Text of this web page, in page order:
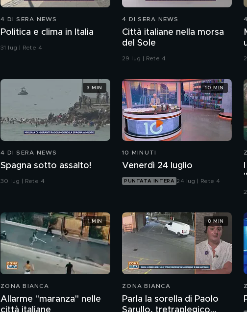
4 DI SERA NEWS
Politica e clima in Italia
31 lug | Rete 4
4 DI SERA NEWS
Città italiane nella morsa
del Sole
29 lug | Rete 4
4 DI SERA NEWS
Spagna sotto assalto!
30 lug | Rete 4
3 MIN
10 MINUTI
Venerdì 24 luglio
PUNTATA INTERA 24 lug | Rete 4
10 MIN
ZONA BIANCA
Allarme "maranza" nelle
città italiane
1 MIN
ZONA BIANCA
Parla la sorella di Paolo
Sarullo, tretraplegico
8 MIN